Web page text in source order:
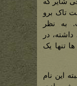
تاک برو
به نظر
در
تنها یک
این نام